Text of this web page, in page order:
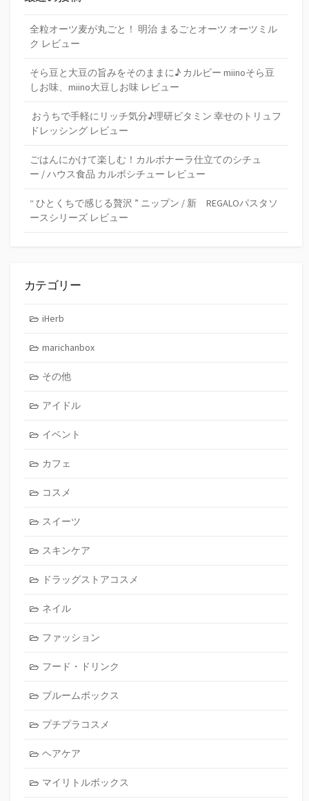
全粒オーツ麦が丸ごと！ 明治 まるごとオーツ オーツミル
ク レビュー
そら豆と大豆の旨みをそのままに♪ カルビー miinoそら豆
しお味、miino大豆しお味 レビュー
おうちで手軽にリッチ気分♪理研ビタミン 幸せのトリュフ
ドレッシング レビュー
ごはんにかけて楽しむ！カルボナーラ仕立てのシチュ
ー / ハウス食品 カルボシチュー レビュー
“ ひとくちで感じる贅沢 ” ニップン / 新 REGALOパスタソ
ースシリーズ レビュー
カテゴリー
iHerb
marichanbox
その他
アイドル
イベント
カフェ
コスメ
スイーツ
スキンケア
ドラッグストアコスメ
ネイル
ファッション
フード・ドリンク
ブルームボックス
プチプラコスメ
ヘアケア
マイリトルボックス